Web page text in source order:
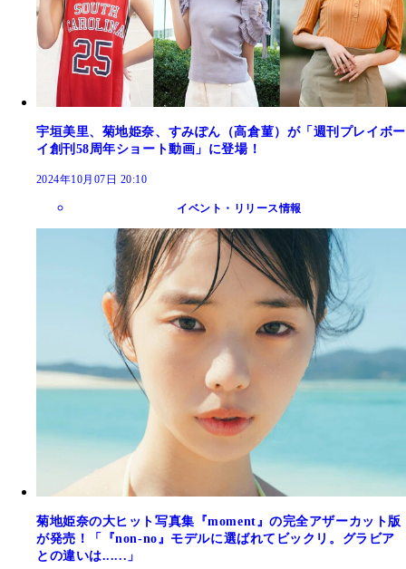
宇垣美里、菊地姫奈、すみぽん（高倉菫）が「週刊プレイボー
イ創刊58周年ショート動画」に登場！
2024年10月07日 20:10
イベント・リリース情報
菊地姫奈の大ヒット写真集『moment』の完全アザーカット版
が発売！「『non-no』モデルに選ばれてビックリ。グラビア
との違いは......」